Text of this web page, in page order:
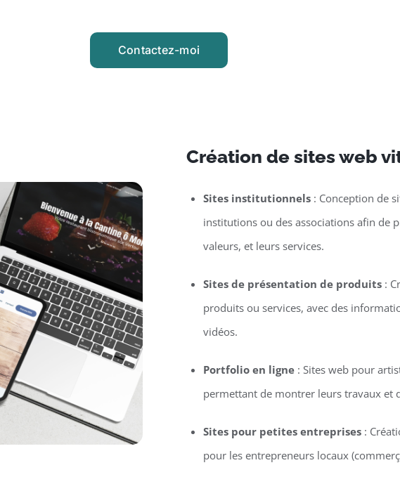
Contactez-moi
Création de sites web
Sites institutionnels : Conception de
institutions ou des associations afin de
valeurs, et leurs services.
Sites de présentation de produits :
produits ou services, avec des
vidéos.
Portfolio en ligne : Sites web pour
permettant de montrer leurs travaux et
Sites pour petites entreprises :
pour les entrepreneurs locaux